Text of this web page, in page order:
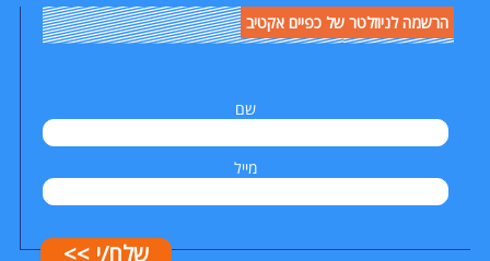
הרשמה לניוזלטר של כפיים אקטיב
שם
מייל
שלח/י >>